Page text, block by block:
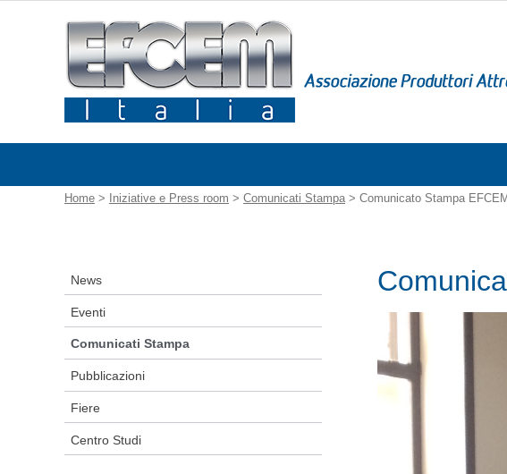
Home > Iniziative e Press room > Comunicati Stampa> Comunicato Stampa
News
Eventi
Comunicati Stampa
Pubblicazioni
Fiere
Centro Studi